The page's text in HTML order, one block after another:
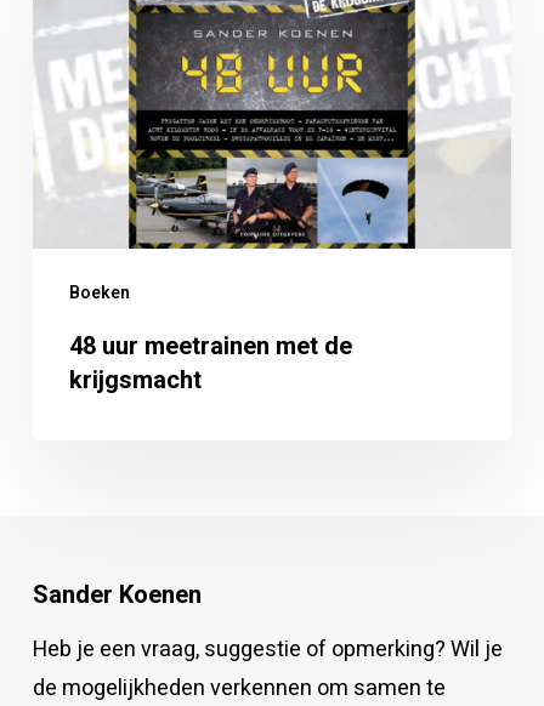
Boeken
meetrainen
met
de
krijgsmacht
48 uur meetrainen met de
krijgsmacht
Sander Koenen
Heb je een vraag, suggestie of opmerking? Wil je
de mogelijkheden verkennen om samen te